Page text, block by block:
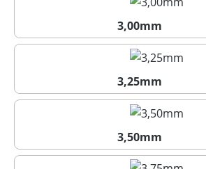
3,00mm
3,00mm
3,25mm
3,25mm
3,50mm
3,50mm